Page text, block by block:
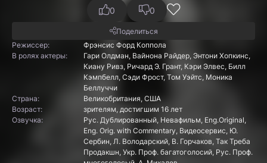
0 0
Поделиться
Режиссер:
Фрэнсис Форд Коппола
В ролях актеры:
Гари Олдман, Вайнона Райдер, Энтони Хопкинс,
Киану Ривз, Ричард Э. Грант, Кэри Элвес, Билл
Кэмпбелл, Сэди Фрост, Том Уэйтс, Моника
Беллуччи
Страна:
Великобритания, США
Boзpacт:
зрителям, достигшим 16 лет
Озвучка:
Рус. Дублированный, Невафильм, Eng.Original,
Eng. Orig. with Commentary, Видеосервис, Ю.
Сербин, Л. Володарский, В. Горчаков, Так Треба
Продакшн, Укр. Проф. багатоголосий, Рус. Проф.